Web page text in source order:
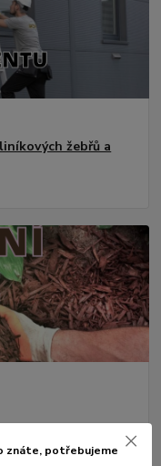
žebřů a
znáte, potřebujeme